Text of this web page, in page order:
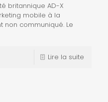
britannique AD-X
mobile à la
non communiqué. Le
Lire la suite